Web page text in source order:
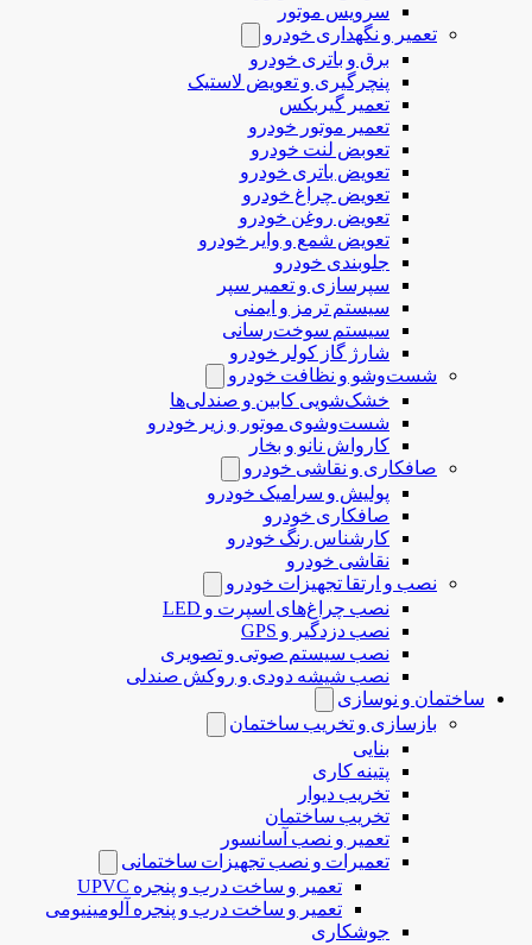
سرویس موتور
تعمیر و نگهداری خودرو
برق و باتری خودرو
پنچرگیری و تعویض لاستیک
تعمیر گیربکس
تعمیر موتور خودرو
تعوبض لنت خودرو
تعویض باتری خودرو
تعویض چراغ خودرو
تعویض روغن خودرو
تعویض شمع و وایر خودرو
جلوبندی خودرو
سپرسازی و تعمیر سپر
سیستم ترمز و ایمنی
سیستم سوخت‌رسانی
شارژ گاز کولر خودرو
شست‌وشو و نظافت خودرو
خشک‌شویی کابین و صندلی‌ها
شست‌وشوی موتور و زیر خودرو
کارواش نانو و بخار
صافکاری و نقاشی خودرو
پولیش و سرامیک خودرو
صافکاری خودرو
کارشناس رنگ خودرو
نقاشی خودرو
نصب و ارتقا تجهیزات خودرو
نصب چراغ‌های اسپرت و LED
نصب دزدگیر و GPS
نصب سیستم صوتی و تصویری
نصب شیشه دودی و روکش صندلی
ساختمان و نوسازی
بازسازی و تخریب ساختمان
بنایی
پتینه کاری
تخریب دیوار
تخریب ساختمان
تعمیر و نصب آسانسور
تعمیرات و نصب تجهیزات ساختمانی
تعمیر و ساخت درب و پنجره UPVC
تعمیر و ساخت درب و پنجره آلومینیومی
جوشکاری